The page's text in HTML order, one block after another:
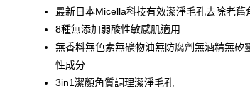
Apple Pay
街口支付
悠遊付
Google Pay
最新日本Micella科技有效潔淨毛孔去除老舊
8種無添加弱酸性敏感肌適用
無香料無色素無礦物油無防腐劑無酒精無矽
性成分
3in1潔顏角質調理潔淨毛孔